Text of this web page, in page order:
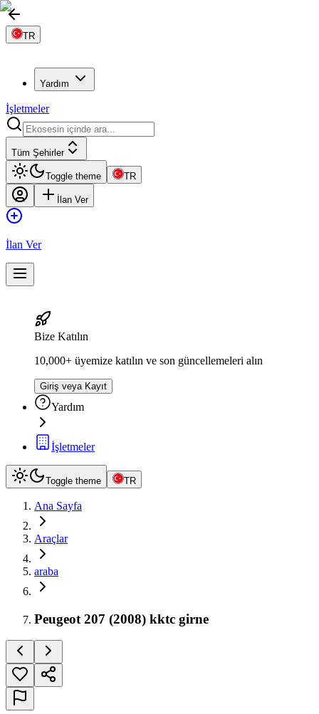
TR
Yardım
İşletmeler
Tüm Şehirler
Toggle theme TR
İlan Ver
İlan Ver
Bize Katılın
10,000+ üyemize katılın ve son güncellemeleri alın
Giriş veya Kayıt
Yardım
İşletmeler
Toggle theme TR
Ana Sayfa
Araçlar
araba
Peugeot 207 (2008) kktc girne